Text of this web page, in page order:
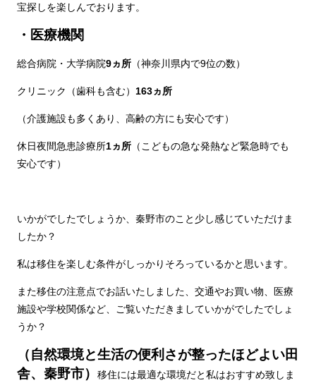
宝探しを楽しんでおります。
・医療機関
総合病院・大学病院9ヵ所 （神奈川県内で9位の数）
クリニック（歯科も含む） 163ヵ所
（介護施設も多くあり、高齢の方にも安心です）
休日夜間急患診療所1ヵ所 （こどもの急な発熱など緊急時でも
安心です）
いかがでしたでしょうか、秦野市のこと少し感じていただけま
したか？
私は移住を楽しむ条件がしっかりそろっているかと思います。
また移住の注意点でお話いたしました、交通やお買い物、医療
施設や学校関係など、ご覧いただきましていかがでしたでしょ
うか？
（自然環境と生活の便利さが整ったほどよい田
舎、秦野市）移住には最適な環境だと私はおすすめ致しま